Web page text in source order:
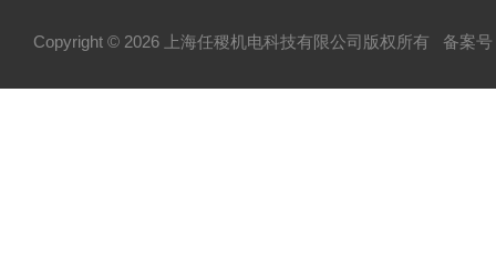
Copyright © 2026 上海任稷机电科技有限公司版权所有 备案号